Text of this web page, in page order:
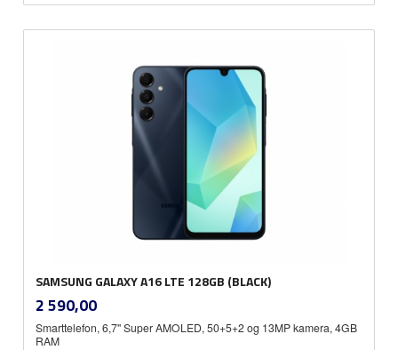
SAMSUNG GALAXY A16 LTE 128GB (BLACK)
Pris
2 590,00mva.
Smarttelefon, 6,7'' Super AMOLED, 50+5+2 og 13MP kamera, 4GB
RAM